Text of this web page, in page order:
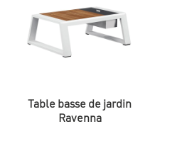
Table basse de jardin
Ravenna